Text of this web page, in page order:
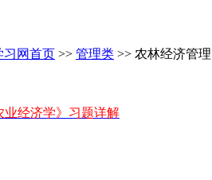
习网首页 >> 管理类 >> 农林经济管理
业经济学》习题详解